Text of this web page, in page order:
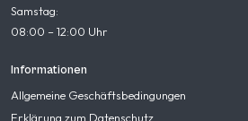
Samstag:
08:00 – 12:00 Uhr
Informationen
Allgemeine Geschäftsbedingungen
Erklärung zum Datenschutz